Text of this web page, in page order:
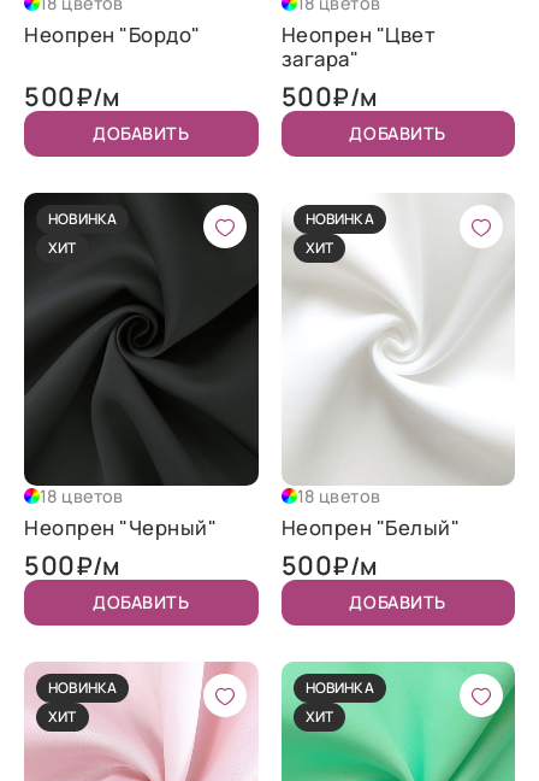
Неопрен "Бордо"
500₽/м
ДОБАВИТЬ
Неопрен "Цвет
загара"
500₽/м
ДОБАВИТЬ
НОВИНКА
ХИТ
18 цветов
Неопрен "Черный"
500₽/м
ДОБАВИТЬ
НОВИНКА
ХИТ
18 цветов
Неопрен "Белый"
500₽/м
ДОБАВИТЬ
НОВИНКА
ХИТ
НОВИНКА
ХИТ